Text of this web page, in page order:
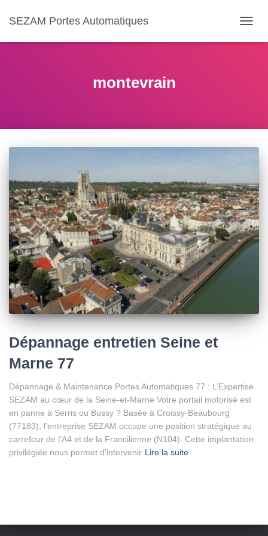
SEZAM Portes Automatiques
LA
montevrain
Dépannage entretien Seine et
Marne 77
Dépannage & Maintenance Portes Automatiques 77 : L’Expertise
SEZAM au cœur de la Seine-et-Marne Votre portail motorisé est
en panne à Serris ou Bussy ? Basée à Croissy-Beaubourg
(77183), l’entreprise SEZAM occupe une position stratégique au
carrefour de l’A4 et de la Francilienne (N104). Cette implantation
privilégiée nous permet d’intervenir Lire la suite